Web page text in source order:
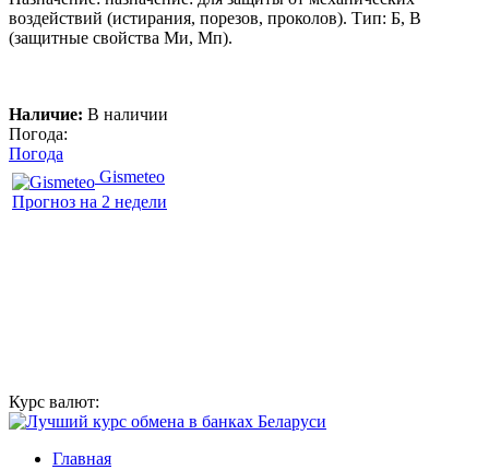
воздействий (истирания, порезов, проколов). Тип: Б, В
(защитные свойства Ми, Мп).
Наличие: В наличии
Погода:
Погода
Gismeteo
Прогноз на 2 недели
Курс валют:
Главная